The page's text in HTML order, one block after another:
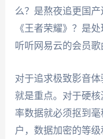
么？是熬夜追更国
《王者荣耀》？是
听听网易云的会员歌
对于追求极致影音
就是重点。对于硬
率数据就必须抠到
户，数据加密的等